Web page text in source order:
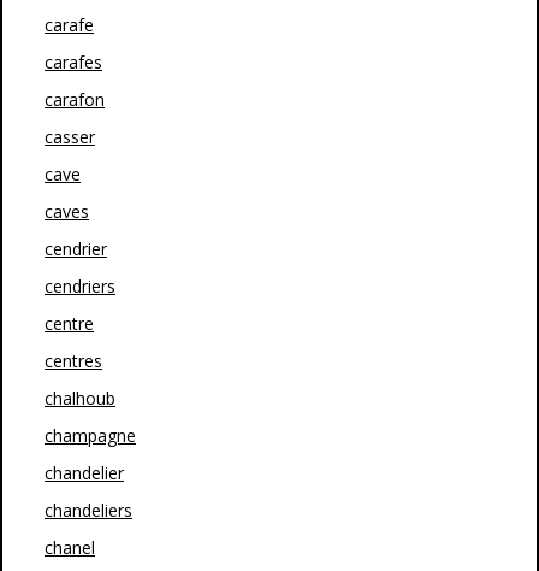
carafe
carafes
carafon
casser
cave
caves
cendrier
cendriers
centre
centres
chalhoub
champagne
chandelier
chandeliers
chanel